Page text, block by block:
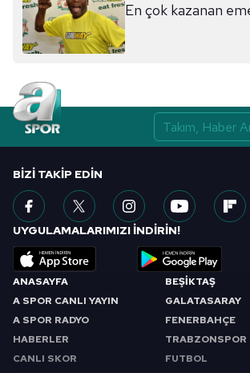
En çok kazanan
ANASAYFA
A SPOR CANLI YAYIN
A SPOR RADYO
HABERLER
CANLI SKOR
BEŞİKTAŞ
GALATASARAY
FENERBAHÇE
TRABZONSPOR
FUTBOL
BIZI TAKIP EDIN
UYGULAMALARIMIZI İNDİRİN!